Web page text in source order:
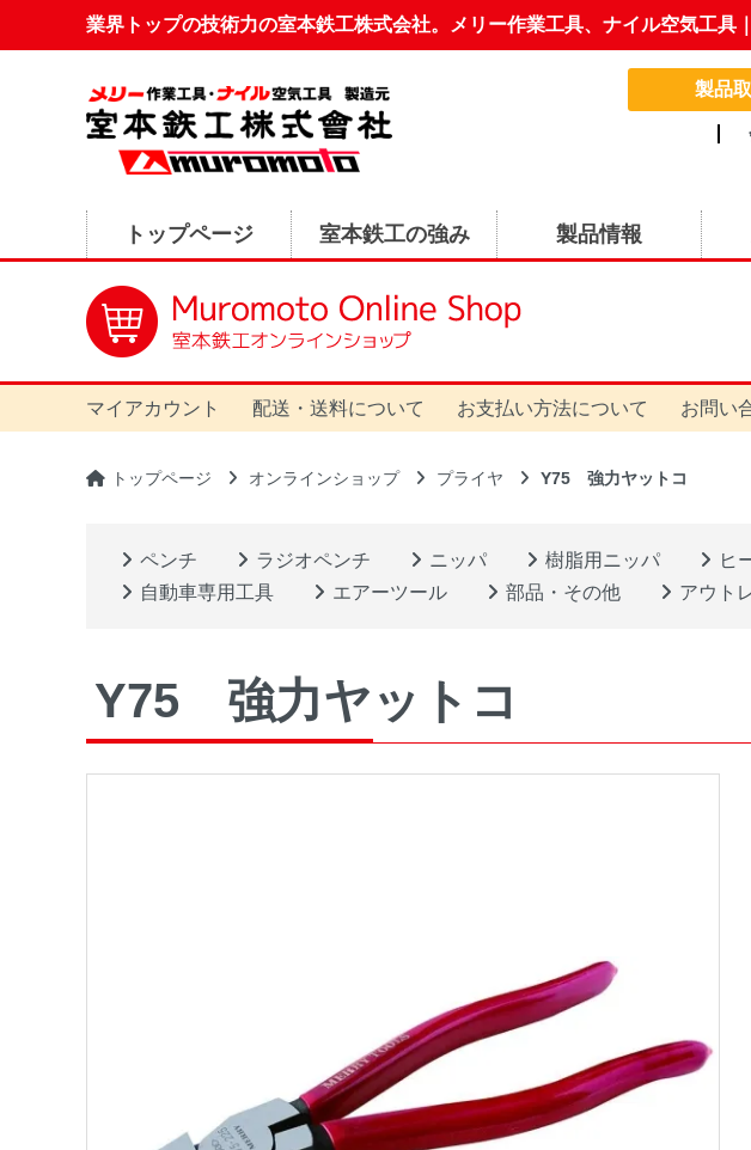
業界トップの技術力の室本鉄工株式会社。メリー作業工具、ナイル空気工
製品
トップページ 室本鉄工の強み 製品情報
マイアカウント 配送・送料について お支払い方法について お問い
トップページ オンラインショップ プライヤ Y75 強力ヤットコ
ペンチ ラジオペンチ ニッパ 樹脂用ニッパ ヒ
自動車専用工具
エアーツール 部品・その他 アウト
Y75 強力ヤットコ